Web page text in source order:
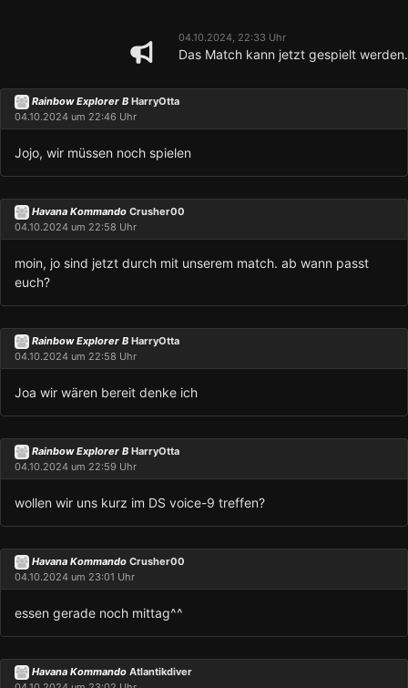
04.10.2024, 22:33 Uhr
Das Match kann jetzt gespielt werden.
Rainbow Explorer B HarryOtta
04.10.2024 um 22:46 Uhr
Jojo, wir müssen noch spielen
Havana Kommando Crusher00
04.10.2024 um 22:58 Uhr
moin, jo sind jetzt durch mit unserem match. ab wann passt
euch?
Rainbow Explorer B HarryOtta
04.10.2024 um 22:58 Uhr
Joa wir wären bereit denke ich
Rainbow Explorer B HarryOtta
04.10.2024 um 22:59 Uhr
wollen wir uns kurz im DS voice-9 treffen?
Havana Kommando Crusher00
04.10.2024 um 23:01 Uhr
essen gerade noch mittag^^
Havana Kommando Atlantikdiver